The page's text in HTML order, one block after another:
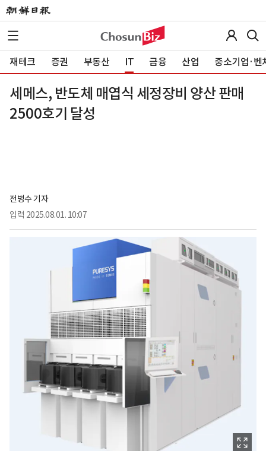
재테크 증권 부동산 IT 금융 산업 중소기업·벤
세메스, 반도체 매엽식 세정장비 양산 판매
2500호기 달성
전병수 기자
입력 2025.08.01. 10:07